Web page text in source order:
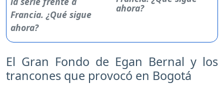
ahora?
El Gran Fondo de Egan Bernal y los
trancones que provocó en Bogotá